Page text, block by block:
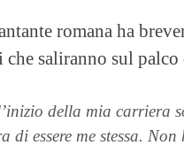
romana ha
che saliranno sul
della mia carriera
di essere me stessa.